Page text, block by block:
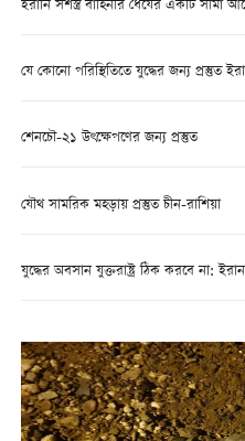
ইরানি সশস্ত্র বাহিনীর ধৈর্যের একটি সীমা
যে কোনো পরিস্থিতিতে যুদ্ধের জন্য প্রস্তুত
শেনচৌ-২১ উৎক্ষেপণের জন্য প্রস্তুত
যৌথ সামরিক মহড়ায় প্রস্তুত চীন-রাশিয়া
যুদ্ধের অবসান যুক্তরাষ্ট্র ঠিক করবে না: ইরান